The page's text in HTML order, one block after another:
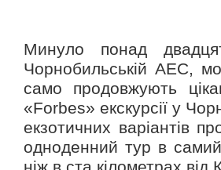
Минуло понад
Чорнобильській АЕС,
само продовжують
«Forbes» екскурсії у
екзотичних варіантів
одноденний тур в